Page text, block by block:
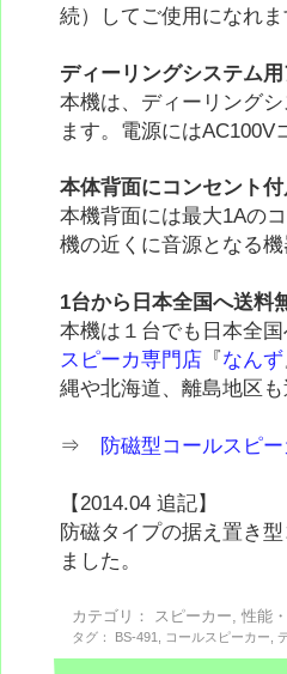
続）してご使用になれ
ディーリングシステム
本機は、ディーリング
ます。電源には
本体背面にコンセント
本機背面には最大1Aの
機の近くに音源となる
1台から日本全国へ送料
本機は１台でも日本全
スピーカ専門店 『 なんず
縄や北海道、離島地区
⇒ 防磁型コールスピ
【2014.04 追記】
防磁タイプの据え置き
ました。
カテゴリ： スピーカー ,性能
タグ： BS-491 コールスピーカー ,